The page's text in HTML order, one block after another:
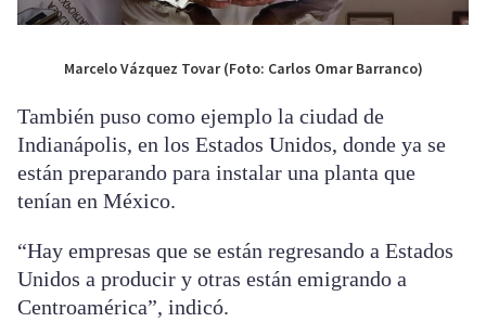
Marcelo Vázquez Tovar (Foto: Carlos Omar Barranco)
También puso como ejemplo la ciudad de
Indianápolis, en los Estados Unidos, donde ya se
están preparando para instalar una planta que
tenían en México.
“Hay empresas que se están regresando a Estados
Unidos a producir y otras están emigrando a
Centroamérica”, indicó.